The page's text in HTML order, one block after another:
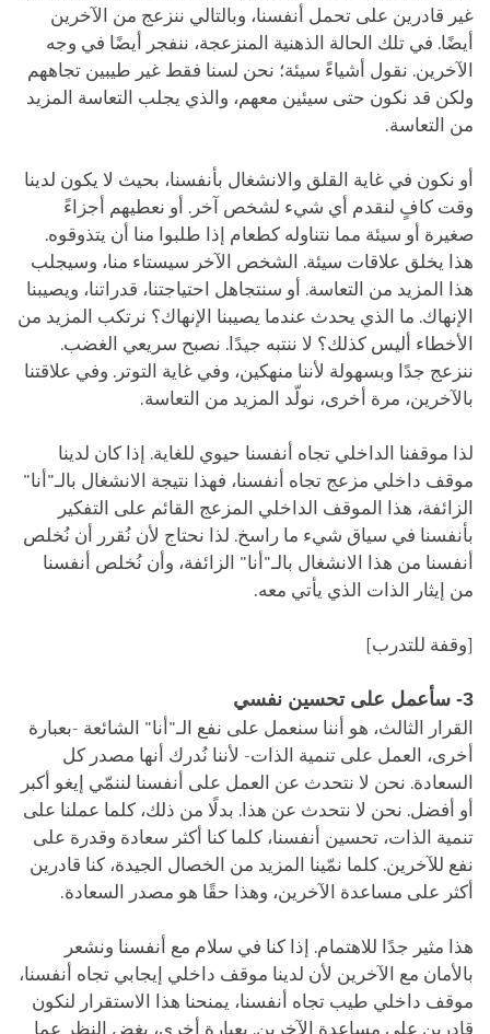
غير قادرين على تحمل أنفسنا، وبالتالي ننزعج من الآخرين
أيضًا. في تلك الحالة الذهنية المنزعجة، ننفجر أيضًا في وجه
الآخرين. نقول أشياءً سيئة؛ نحن لسنا فقط غير طيبين تجاههم
ولكن قد نكون حتى سيئين معهم، والذي يجلب التعاسة المزيد
من التعاسة.
أو نكون في غاية القلق والانشغال بأنفسنا، بحيث لا يكون لدينا
وقت كافٍ لنقدم أي شيء لشخص آخر. أو نعطيهم أجزاءً
صغيرة أو سيئة مما نتناوله كطعام إذا طلبوا منا أن يتذوقوه.
هذا يخلق علاقات سيئة. الشخص الآخر سيستاء منا، وسيجلب
هذا المزيد من التعاسة. أو سنتجاهل احتياجتنا، قدراتنا، ويصيبنا
الإنهاك. ما الذي يحدث عندما يصيبنا الإنهاك؟ نرتكب المزيد من
الأخطاء أليس كذلك؟ لا ننتبه جيدًا. نصبح سريعي الغضب.
ننزعج جدًا وبسهولة لأننا منهكين، وفي غاية التوتر. وفي علاقتنا
بالآخرين، مرة أخرى، نولّد المزيد من التعاسة.
لذا موقفنا الداخلي تجاه أنفسنا حيوي للغاية. إذا كان لدينا
موقف داخلي مزعج تجاه أنفسنا، فهذا نتيجة الانشغال بالـ"أنا"
الزائفة، هذا الموقف الداخلي المزعج القائم على التفكير
بأنفسنا في سياق شيء ما راسخ. لذا نحتاج لأن نُقرر أن نُخلص
أنفسنا من هذا الانشغال بالـ"أنا" الزائفة، وأن نُخلص أنفسنا
من إيثار الذات الذي يأتي معه.
[وقفة للتدرب]
3- سأعمل على تحسين نفسي
القرار الثالث، هو أننا سنعمل على نفع الـ"أنا" الشائعة -بعبارة
أخرى، العمل على تنمية الذات- لأننا نُدرك أنها مصدر كل
السعادة. نحن لا نتحدث عن العمل على أنفسنا لننمّي إيغو أكبر
أو أفضل. نحن لا نتحدث عن هذا. بدلًا من ذلك، كلما عملنا على
تنمية الذات، تحسين أنفسنا، كلما كنا أكثر سعادة وقدرة على
نفع للآخرين. كلما نمّينا المزيد من الخصال الجيدة، كنا قادرين
أكثر على مساعدة الآخرين، وهذا حقًا هو مصدر السعادة.
هذا مثير جدًا للاهتمام. إذا كنا في سلام مع أنفسنا ونشعر
بالأمان مع الآخرين لأن لدينا موقف داخلي إيجابي تجاه أنفسنا،
موقف داخلي طيب تجاه أنفسنا، يمنحنا هذا الاستقرار لنكون
قادرين على مساعدة الآخرين. بعبارة أخرى، بغض النظر عما